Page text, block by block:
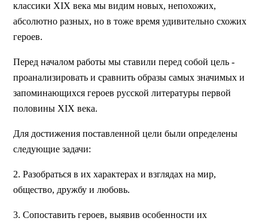
классики XIX века мы видим новых, непохожих,
абсолютно разных, но в тоже время удивительно схожих
героев.
Перед началом работы мы ставили перед собой цель -
проанализировать и сравнить образы самых значимых и
запоминающихся героев русской литературы первой
половины XIX века.
Для достижения поставленной цели были определены
следующие задачи:
2. Разобраться в их характерах и взглядах на мир,
общество, дружбу и любовь.
3. Сопоставить героев, выявив особенности их